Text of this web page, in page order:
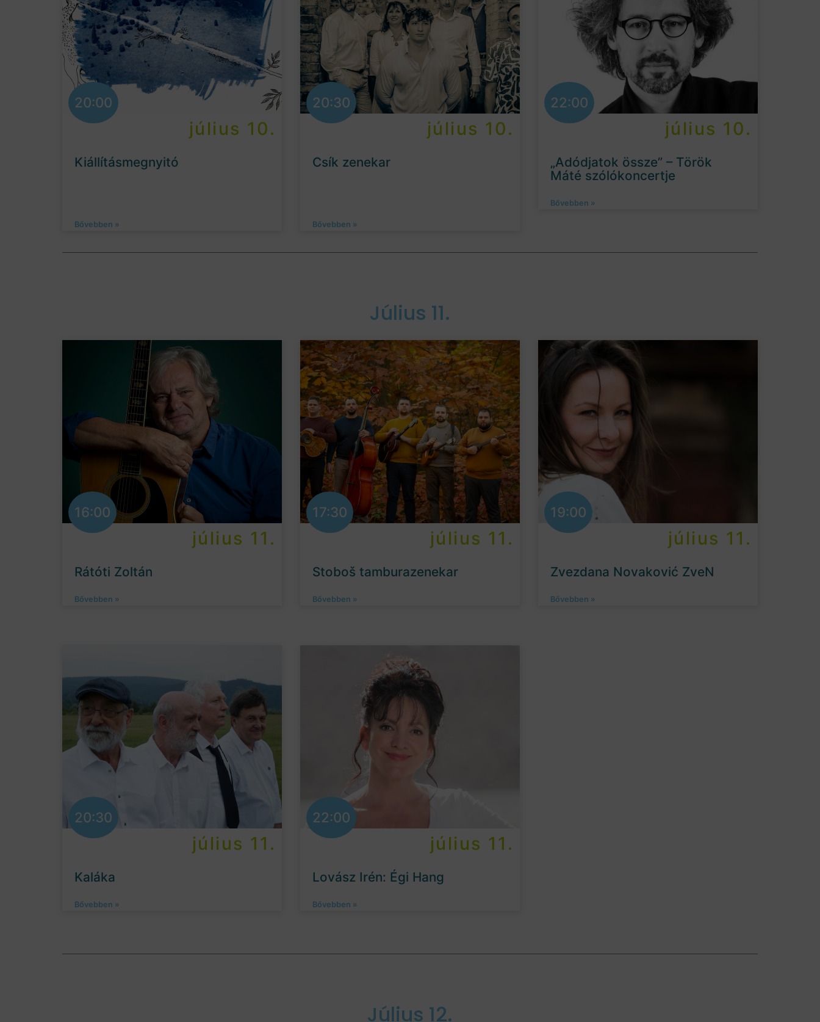
20:00
július 10.
Kiállításmegnyitó
Bővebben »
20:30
július 10.
Csík zenekar
Bővebben »
22:00
július 10.
„Adódjatok össze” – Török
Máté szólókoncertje
Bővebben »
Július 11.
16:00
július 11.
Rátóti Zoltán
Bővebben »
17:30
július 11.
Stoboš tamburazenekar
Bővebben »
19:00
július 11.
Zvezdana Novaković ZveN
Bővebben »
20:30
július 11.
Kaláka
Bővebben »
22:00
július 11.
Lovász Irén: Égi Hang
Bővebben »
Július 12.